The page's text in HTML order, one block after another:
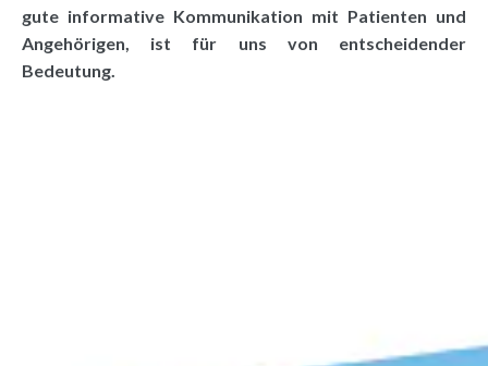
gute informative Kommunikation mit Patienten und
Angehörigen, ist für uns von entscheidender
Bedeutung.